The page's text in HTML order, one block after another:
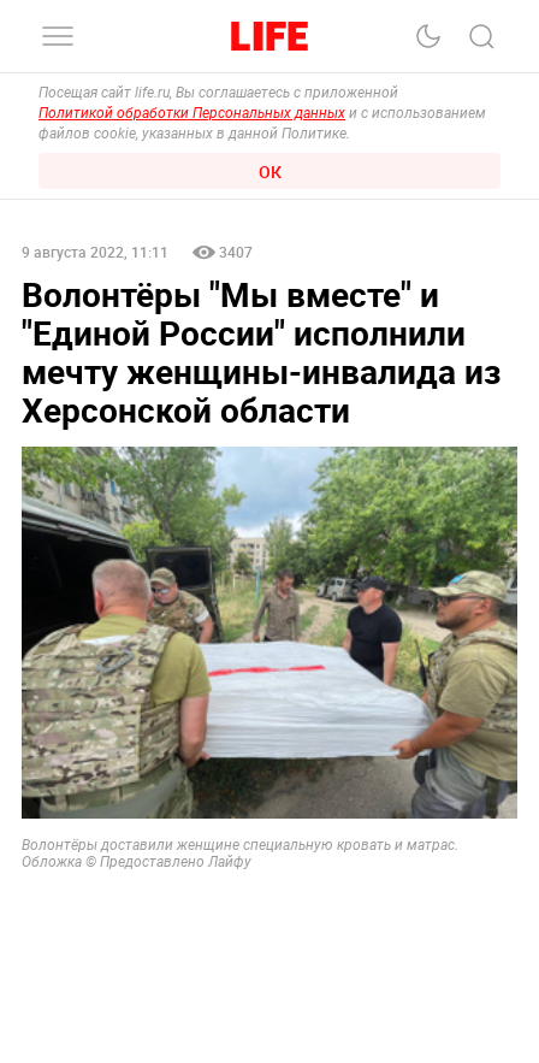
Посещая сайт life.ru, Вы соглашаетесь с приложенной
Политикой обработки Персональных данных и с использованием
файлов cookie, указанных в данной Политике.
ОК
9 августа 2022, 11:11 3407
Волонтёры "Мы вместе" и
"Единой России" исполнили
мечту женщины-инвалида из
Херсонской области
Волонтёры доставили женщине специальную кровать и матрас.
Обложка © Предоставлено Лайфу